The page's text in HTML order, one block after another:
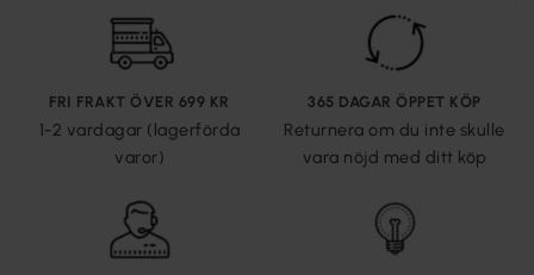
FRI FRAKT ÖVER 699 KR
1-2 vardagar (lagerförda
varor)
365 DAGAR ÖPPET KÖP
Returnera om du inte skulle
vara nöjd med ditt köp